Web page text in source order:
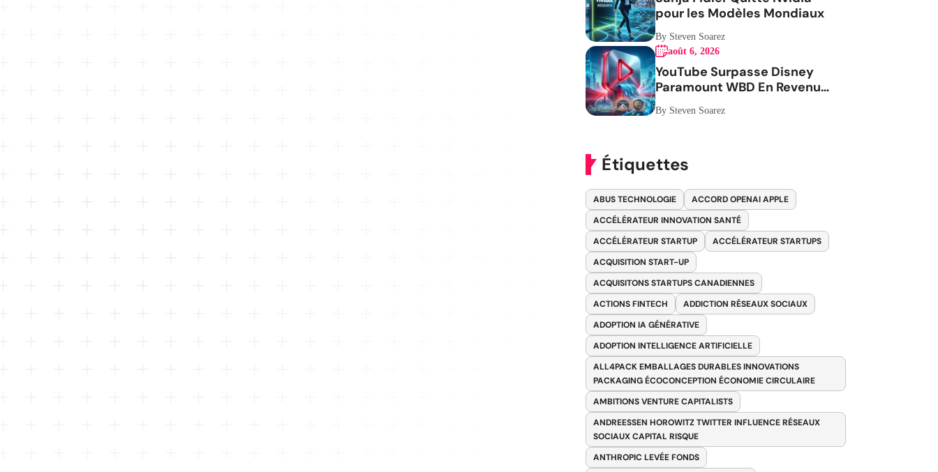
pour les Modèles Mondiaux
By Steven Soarez
août 6, 2026
YouTube Surpasse Disney
Paramount WBD En Revenus
Publicitaires
By Steven Soarez
Étiquettes
ABUS TECHNOLOGIE
ACCORD OPENAI APPLE
ACCÉLÉRATEUR INNOVATION SANTÉ
ACCÉLÉRATEUR STARTUP
ACCÉLÉRATEUR STARTUPS
ACQUISITION START-UP
ACQUISITONS STARTUPS CANADIENNES
ACTIONS FINTECH
ADDICTION RÉSEAUX SOCIAUX
ADOPTION IA GÉNÉRATIVE
ADOPTION INTELLIGENCE ARTIFICIELLE
ALL4PACK EMBALLAGES DURABLES INNOVATIONS
PACKAGING ÉCOCONCEPTION ÉCONOMIE CIRCULAIRE
AMBITIONS VENTURE CAPITALISTS
ANDREESSEN HOROWITZ TWITTER INFLUENCE RÉSEAUX
SOCIAUX CAPITAL RISQUE
ANTHROPIC LEVÉE FONDS